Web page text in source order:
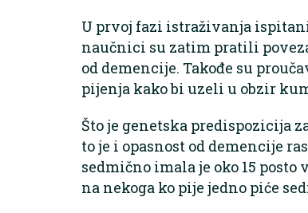
U prvoj fazi istraživanja
naučnici su zatim pratili
od demencije. Takođe su
pijenja kako bi uzeli u obzir
Što je genetska predispozicija
to je i opasnost od demencije
sedmično imala je oko 15
na nekoga ko pije jedno piće